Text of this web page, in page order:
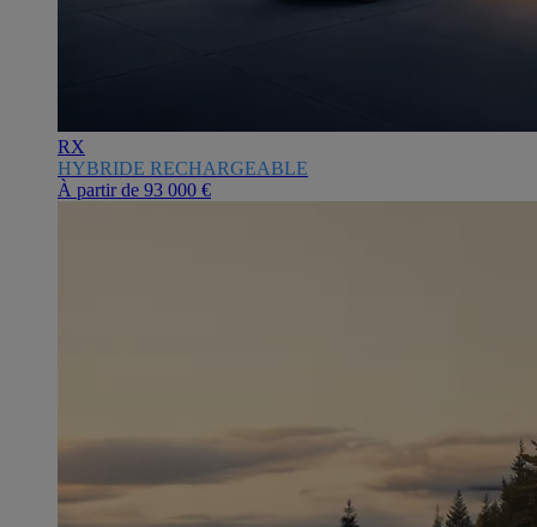
RX
HYBRIDE RECHARGEABLE
À partir de 93 000 €